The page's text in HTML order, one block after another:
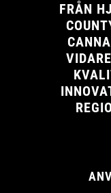
FRÅN